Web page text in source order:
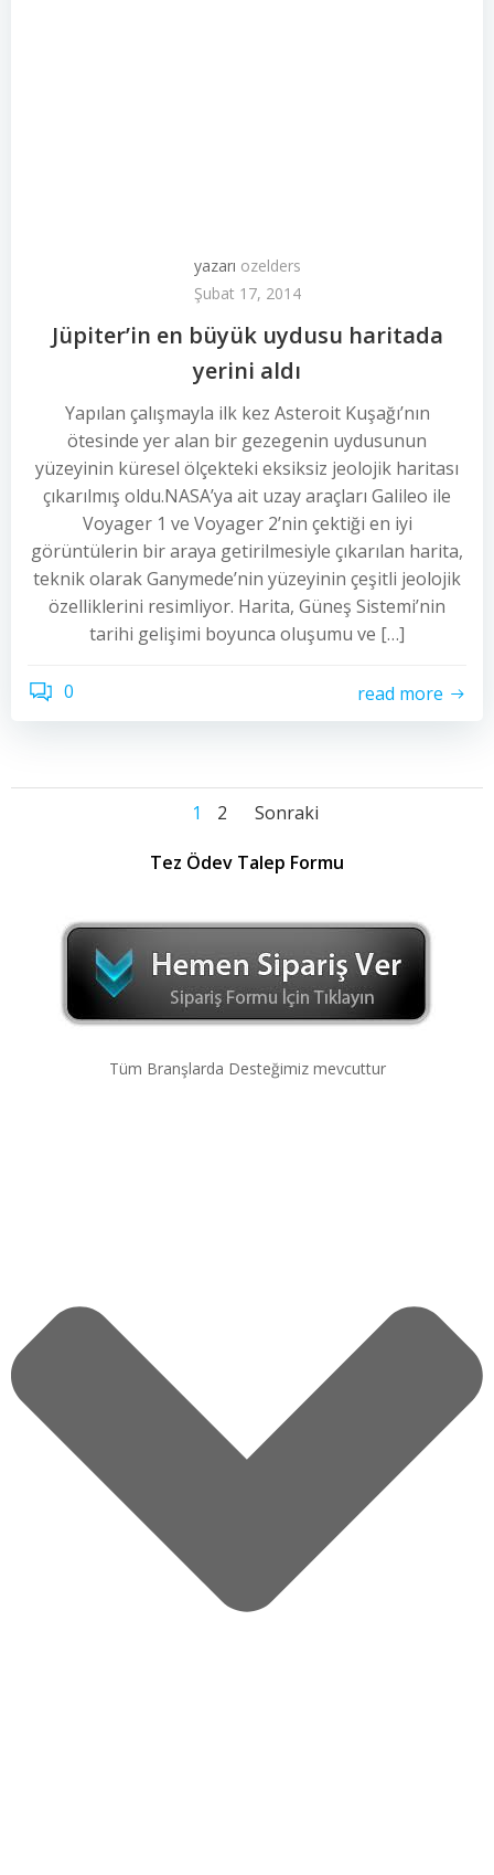
yazarı ozelders
Şubat 17, 2014
Jüpiter’in en büyük uydusu haritada
yerini aldı
Yapılan çalışmayla ilk kez Asteroit Kuşağı’nın
ötesinde yer alan bir gezegenin uydusunun
yüzeyinin küresel ölçekteki eksiksiz jeolojik haritası
çıkarılmış oldu.NASA’ya ait uzay araçları Galileo ile
Voyager 1 ve Voyager 2’nin çektiği en iyi
görüntülerin bir araya getirilmesiyle çıkarılan harita,
teknik olarak Ganymede’nin yüzeyinin çeşitli jeolojik
özelliklerini resimliyor. Harita, Güneş Sistemi’nin
tarihi gelişimi boyunca oluşumu ve […]
0 read more
Yazı
dolaşımı
Yazı
dolaşımı
Sayfa
1 Sayfa
2
Yazı
dolaşımı
Sonraki
Tez Ödev Talep Formu
Tüm Branşlarda Desteğimiz mevcuttur